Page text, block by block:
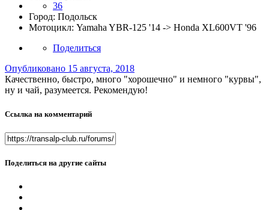
36
Город: Подольск
Мотоцикл: Yamaha YBR-125 '14 -> Honda XL600VT '96
Поделиться
Опубликовано 15 августа, 2018
Качественно, быстро, много "хорошечно" и немного "курвы",
ну и чай, разумеется. Рекомендую!
Ссылка на комментарий
Поделиться на другие сайты